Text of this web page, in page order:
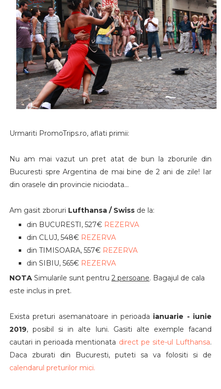
Urmariti PromoTrips.ro, aflati primii:
Nu am mai vazut un pret atat de bun la zborurile din
Bucuresti spre Argentina de mai bine de 2 ani de zile! Iar
din orasele din provincie niciodata...
Am gasit zboruri Lufthansa / Swissde la:
din BUCURESTI, 527€ REZERVA
din CLUJ, 548€ REZERVA
din TIMISOARA, 557€ REZERVA
din SIBIU, 565€ REZERVA
NOTASimularile sunt pentru 2 persoane. Bagajul de cala
este inclus in pret.
Exista preturi asemanatoare in perioada ianuarie - iunie
2019, posibil si in alte luni.
Gasiti alte exemple facand
cautari in perioada mentionata direct pe site-ul Lufthansa.
Daca zburati din Bucuresti, puteti sa va folositi si de
calendarul preturilor mici.